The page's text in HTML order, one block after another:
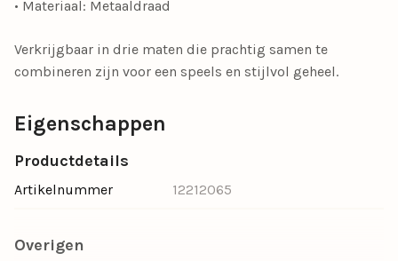
• Materiaal: Metaaldraad
Verkrijgbaar in drie maten die prachtig samen te
combineren zijn voor een speels en stijlvol geheel.
Eigenschappen
Productdetails
Artikelnummer 12212065
Overigen